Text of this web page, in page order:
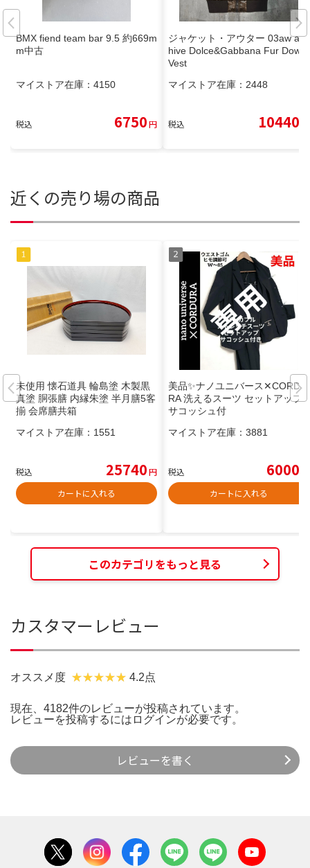
BMX fiend team bar 9.5 約669m
m中古
マイストア在庫： 4150
税込 6750円
ジャケット・アウター 03aw arc
hive Dolce&Gabbana Fur Down
Vest
マイストア在庫： 2448
税込 10440
近くの売り場の商品
未使用 懐石道具 輪島塗 木製黒
真塗 胴張膳 内縁朱塗 半月膳5客
揃 会席膳共箱
マイストア在庫： 1551
税込 25740円
カートに入れる
美品✨️ナノユニバース✕CORDU
RA 洗えるスーツ セットアップ
サコッシュ付
マイストア在庫： 3881
税込 6000
カートに入れる
このカテゴリをもっと見る
カスタマーレビュー
オススメ度 4.2点
現在、4182件のレビューが投稿されています。
レビューを投稿するには ログインが必要です。
レビューを書く